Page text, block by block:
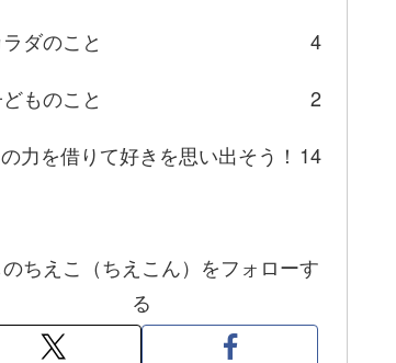
ダのこと
4
ものこと
2
力を借りて好きを思い出そう！ 14
ちえこ（ちえこん）をフォローす
る